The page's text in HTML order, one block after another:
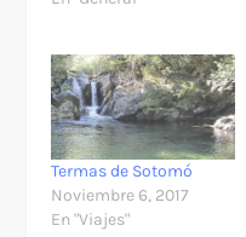
Termas de Sotomó
Noviembre 6, 2017
En "Viajes"